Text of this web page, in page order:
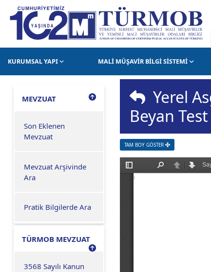
KURUMSAL YAPI MALİ MÜŞAVİR BİLGİ SİSTEMİ
MEVZUAT
Son Eklenen
Mevzuat
Mevzuat Arşivinde
Ara
Pratik Bilgilerde Ara
TÜRMOB MEVZUAT
3568 Sayılı Kanun
Yerel
Beyan
TAM BOY GÖSTER